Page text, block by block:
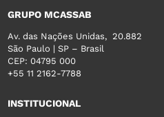
GRUPO MCASSAB
Av. das Nações Unidas, 20.882
São Paulo | SP – Brasil
CEP: 04795 000
+55 11 2162-7788
INSTITUCIONAL